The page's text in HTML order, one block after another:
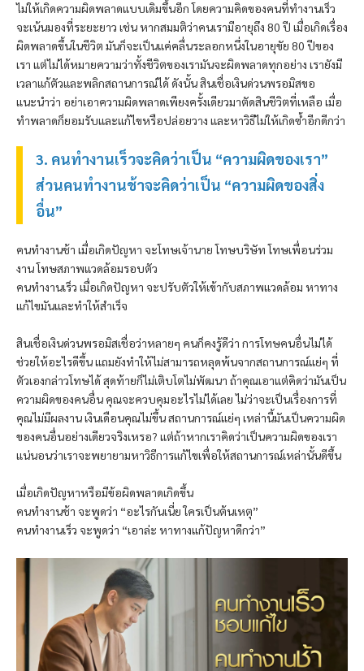
ไม่ให้เกิดความผิดพลาดแบบเดิมขึ้นอีก โดยความคิดของคนที่ทำงานเร็ว
จะเน้นมองที่ระยะยาว เช่น หากสมมติว่าคนเรามีอายุถึง 80 ปี เมื่อเกิดเรื่อง
ผิดพลาดขึ้นในชีวิต มันก็จะเป็นแค่คลื่นระลอกหนึ่งในอายุขัย 80 ปีของ
เรา แต่ไม่ได้หมายความว่าทั้งชีวิตของเรามันจะผิดพลาดทุกอย่าง เรายังมี
เวลาแก้ตัวและพลิกสถานการณ์ได้ ดังนั้น สินเชื่อเงินด่วนพรอมิสขอ
แนะนำว่า อย่าเอาความผิดพลาดเพียงครั้งเดียวมาตัดสินชีวิตที่เหลือ เมื่อ
ทำพลาดก็ยอมรับและแก้ไขหรือปล่อยวาง และหาวิธีไม่ให้เกิดซ้ำอีกดีกว่า
3. คนทำงานเร็วจะคิดว่าเป็น “ความผิดของเรา”
ส่วนคนทำงานช้าจะคิดว่าเป็น “ความผิดของสิ่ง
อื่น”
คนทำงานช้า เมื่อเกิดปัญหา จะโทษเจ้านาย โทษบริษัท โทษเพื่อนร่วม
งาน โทษสภาพแวดล้อมรอบตัว
คนทำงานเร็ว เมื่อเกิดปัญหา จะปรับตัวให้เข้ากับสภาพแวดล้อม หาทาง
แก้ไขมันและทำให้สำเร็จ
สินเชื่อเงินด่วนพรอมิสเชื่อว่าหลายๆ คนก็คงรู้ดีว่า การโทษคนอื่นไม่ได้
ช่วยให้อะไรดีขึ้น แถมยังทำให้ไม่สามารถหลุดพ้นจากสถานการณ์แย่ๆ ที่
ตัวเองกล่าวโทษได้ สุดท้ายก็ไม่เติบโตไม่พัฒนา ถ้าคุณเอาแต่คิดว่ามันเป็น
ความผิดของคนอื่น คุณจะควบคุมอะไรไม่ได้เลย ไม่ว่าจะเป็นเรื่องการที่
คุณไม่มีผลงาน เงินเดือนคุณไม่ขึ้น สถานการณ์แย่ๆ เหล่านี้มันเป็นความผิด
ของคนอื่นอย่างเดียวจริงเหรอ? แต่ถ้าหากเราคิดว่าเป็นความผิดของเรา
แน่นอนว่าเราจะพยายามหาวิธีการแก้ไขเพื่อให้สถานการณ์เหล่านั้นดีขึ้น
เมื่อเกิดปัญหาหรือมีข้อผิดพลาดเกิดขึ้น
คนทำงานช้า จะพูดว่า “อะไรกันเนี่ย ใครเป็นต้นเหตุ”
คนทำงานเร็ว จะพูดว่า “เอาล่ะ หาทางแก้ปัญหาดีกว่า”